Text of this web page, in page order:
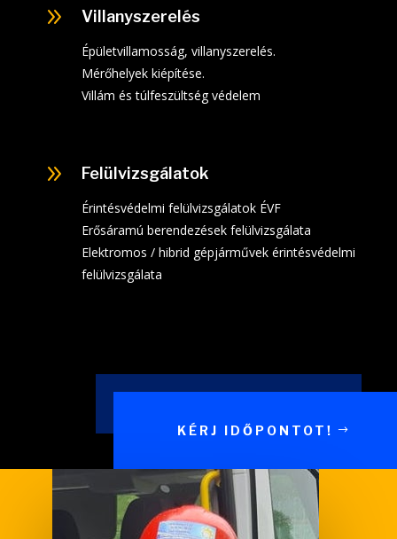
9 Villanyszerelés
Épületvillamosság, villanyszerelés.
Mérőhelyek kiépítése.
Villám és túlfeszültség védelem
9 Felülvizsgálatok
Érintésvédelmi felülvizsgálatok ÉVF
Erősáramú berendezések felülvizsgálata
Elektromos / hibrid gépjárművek érintésvédelmi
felülvizsgálata
KÉRJ IDŐPONTOT!